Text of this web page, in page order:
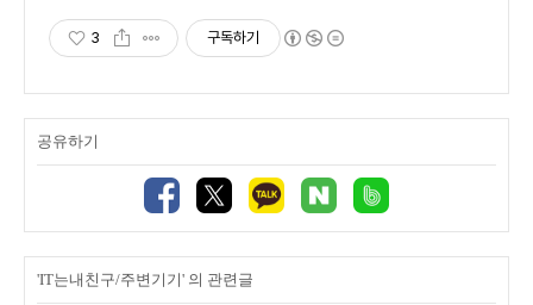
3 구독하기
공유하기
'IT는내친구/주변기기' 의 관련글